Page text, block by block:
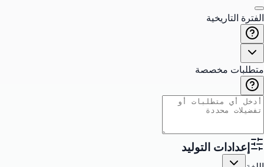
مخصصة
التوليد